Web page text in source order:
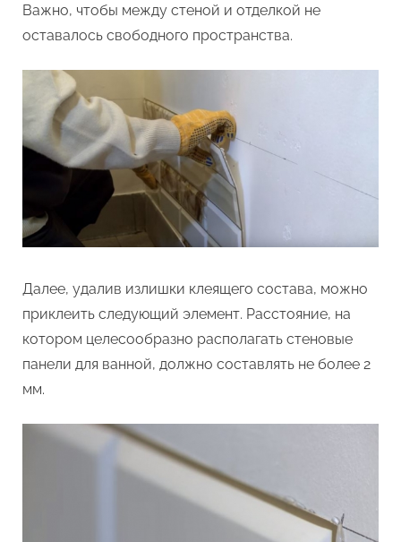
Важно, чтобы между стеной и отделкой не
оставалось свободного пространства.
Далее, удалив излишки клеящего состава, можно
приклеить следующий элемент. Расстояние, на
котором целесообразно располагать стеновые
панели для ванной, должно составлять не более 2
мм.